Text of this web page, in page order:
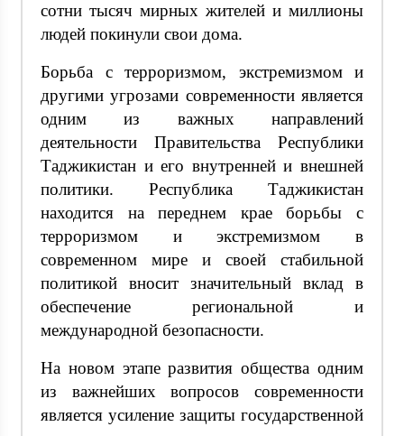
сотни тысяч мирных жителей и миллионы
людей покинули свои дома.
Борьба с терроризмом, экстремизмом и
другими угрозами современности является
одним из важных направлений
деятельности Правительства Республики
Таджикистан и его внутренней и внешней
политики. Республика Таджикистан
находится на переднем крае борьбы с
терроризмом и экстремизмом в
современном мире и своей стабильной
политикой вносит значительный вклад в
обеспечение региональной и
международной безопасности.
На новом этапе развития общества одним
из важнейших вопросов современности
является усиление защиты государственной